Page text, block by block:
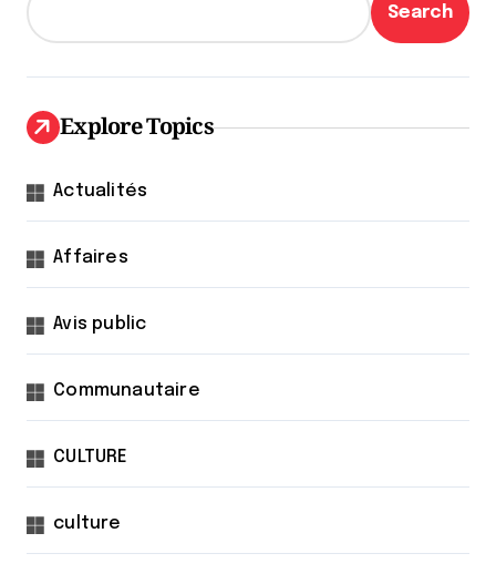
Search
Explore Topics
Actualités
Affaires
Avis public
Communautaire
CULTURE
culture